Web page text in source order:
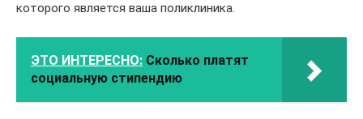
которого является ваша поликлиника.
ЭТО ИНТЕРЕСНО: Сколько платят
социальную стипендию